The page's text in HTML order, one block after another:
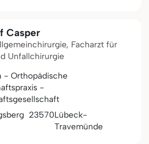
Casper
Facharzt für
Unfallchirurgie
- Orthopädische
-
23570Lübeck-
Travemünde